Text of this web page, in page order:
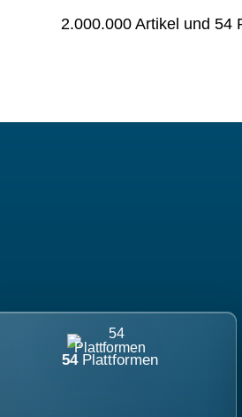
2.000.000 Artikel und 54
54 Plattformen